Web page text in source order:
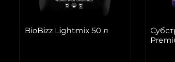
BioBizz Lightmix 50 л